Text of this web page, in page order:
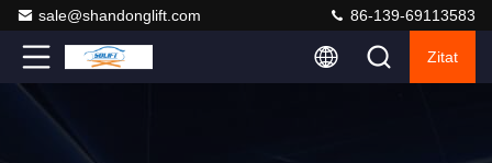
sale@shandonglift.com 86-139-69113583
Zitat